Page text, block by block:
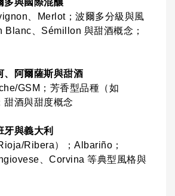
、Merlot；波爾多分級與風
Blanc、Sémillon 與甜酒概念；
阿爾薩斯與甜酒
GSM；芳香型品種（如
酒與甜度概念
與義大利
Ribera）；Albariño；
、Corvina 等典型風格與